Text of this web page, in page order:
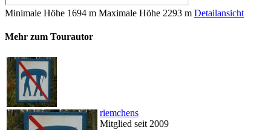
Minimale Höhe 1694 m Maximale Höhe 2293 m Detailansicht
Mehr zum Tourautor
riemchens
Mitglied seit 2009